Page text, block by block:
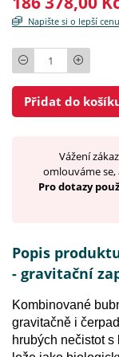
Napište si o lepší cenu
Počet
Přidat do
Vážení
omlouváme se,
Pro dotazy
Popis
- gravitační
Kombinované
gravitačně i
hrubých nečistot